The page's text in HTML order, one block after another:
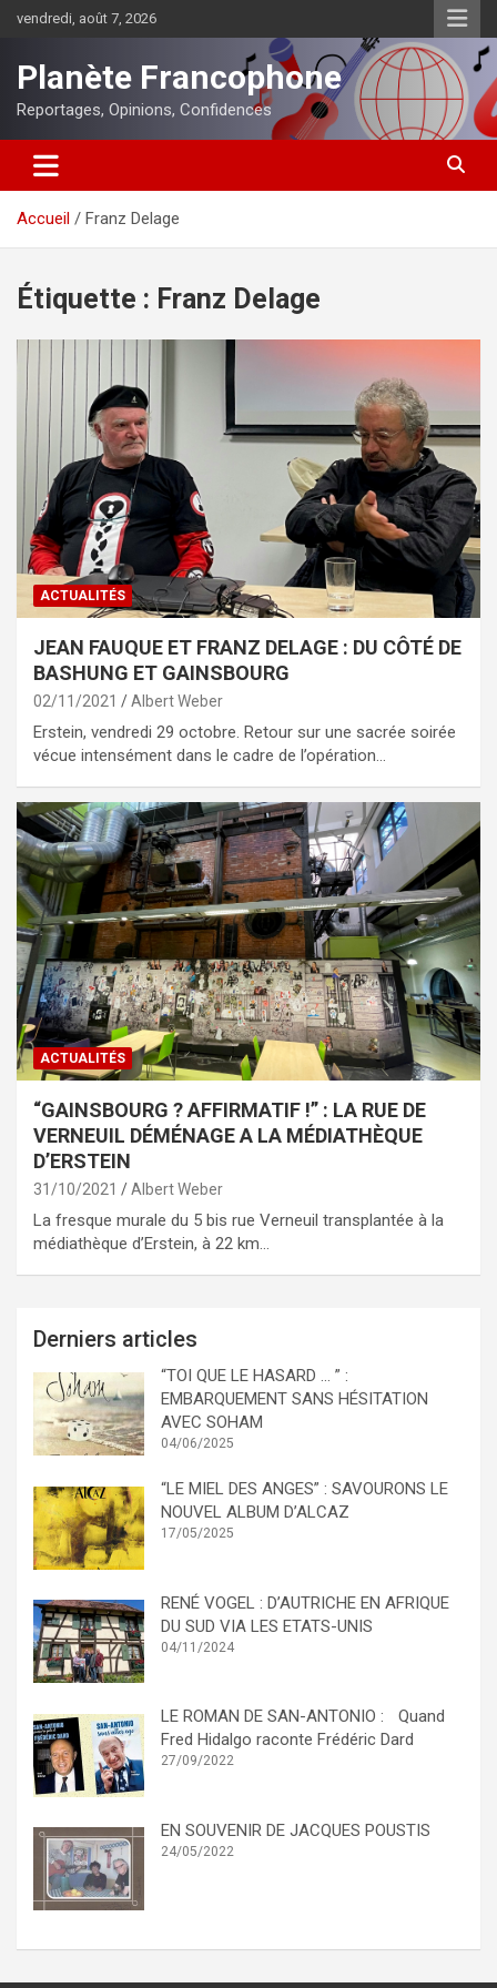
vendredi, août 7, 2026
Planète Francophone
Reportages, Opinions, Confidences
Accueil Franz Delage
Étiquette : Franz Delage
ACTUALITÉS
JEAN FAUQUE ET FRANZ DELAGE : DU CÔTÉ DE
BASHUNG ET GAINSBOURG
02/11/2021 Albert Weber
Erstein, vendredi 29 octobre. Retour sur une sacrée soirée
vécue intensément dans le cadre de l’opération…
ACTUALITÉS
“GAINSBOURG ? AFFIRMATIF !” : LA RUE DE
VERNEUIL DÉMÉNAGE A LA MÉDIATHÈQUE
D’ERSTEIN
31/10/2021 Albert Weber
La fresque murale du 5 bis rue Verneuil transplantée à la
médiathèque d’Erstein, à 22 km…
Derniers articles
“TOI QUE LE HASARD … ” :
EMBARQUEMENT SANS HÉSITATION
AVEC SOHAM
04/06/2025
“LE MIEL DES ANGES” : SAVOURONS LE
NOUVEL ALBUM D’ALCAZ
17/05/2025
RENÉ VOGEL : D’AUTRICHE EN AFRIQUE
DU SUD VIA LES ETATS-UNIS
04/11/2024
LE ROMAN DE SAN-ANTONIO : Quand
Fred Hidalgo raconte Frédéric Dard
27/09/2022
EN SOUVENIR DE JACQUES POUSTIS
24/05/2022